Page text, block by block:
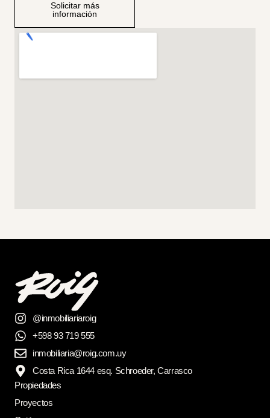
Solicitar más
información
@inmobiliariaroig
+598 93 719 555
inmobiliaria@roig.com.uy
Costa Rica 1644 esq. Schroeder, Carrasco
Propiedades
Proyectos